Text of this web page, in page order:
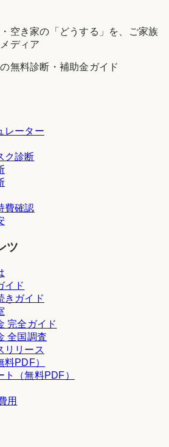
空き家の「どうする」を、ご家族
ディア
無料診断・補助金ガイド
レーター
ク診断
費確認
ツ
イド
きガイド
完全ガイド
全国調査
リリース
PDF）
（無料PDF）
用